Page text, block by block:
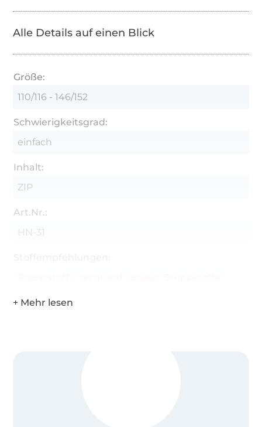
Alle Details auf einen Blick
Größe:
110/116 - 146/152
Schwierigkeitsgrad:
einfach
Inhalt:
ZIP
Art.Nr.:
HN-31